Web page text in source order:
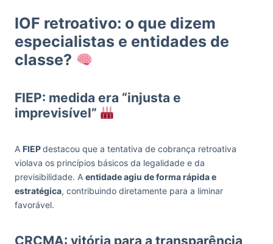
IOF retroativo: o que dizem
especialistas e entidades de
classe?
FIEP: medida era “injusta e
imprevisível”
A FIEPdestacou que a tentativa de cobrança retroativa
violava os princípios básicos da legalidade e da
previsibilidade. A entidade agiu de forma rápida e
estratégica, contribuindo diretamente para a liminar
favorável.
CRCMA: vitória para a transparência